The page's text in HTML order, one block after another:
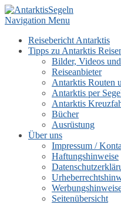
Navigation Menu
Reisebericht Antarktis
Tipps zu Antarktis
Bilder, Videos
Reiseanbieter
Antarktis Routen
Antarktis per
Antarktis
Bücher
Ausrüstung
Über uns
Impressum /
Haftungshinweise
Seitenübersicht